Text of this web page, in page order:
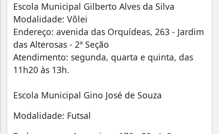
Escola Municipal Gilberto Alves da Silva
Modalidade: Vôlei
Endereço: avenida das Orquídeas, 263 - Jardim
das Alterosas - 2ª Seção
Atendimento: segunda, quarta e quinta, das
11h20 às 13h.
Escola Municipal Gino José de Souza
Modalidade: Futsal